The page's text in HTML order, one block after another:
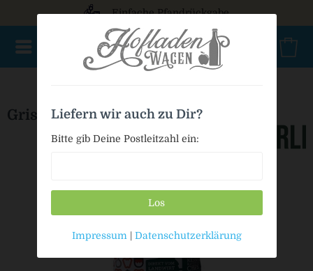
Einfache Pfandrückgabe
Grischberli Kesselchips - Paprika
Liefern wir auch zu Dir?
Bitte gib Deine Postleitzahl ein:
Los
Impressum | Datenschutzerklärung